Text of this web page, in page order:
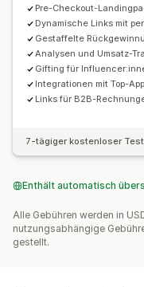
Pre-Checkout-
Dynamische Links mit
Gestaffelte
Analysen und Umsatz-
Gifting für
Integrationen mit Top-
Links für B2B-
7-tägiger kostenloser Test
Enthält automatisch
Alle Gebühren werden in
nutzungsabhängige
gestellt.